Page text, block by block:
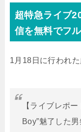
超特急ライブ
信を無料でフ
1月18日に行われ
【ライブレポ
Boy”魅了した